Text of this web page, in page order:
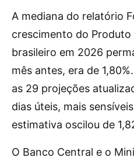
A mediana do relatório
crescimento do
brasileiro em 2026
mês antes, era de
as 29 projeções
dias úteis, mais
estimativa oscilou de
O Banco Central e o